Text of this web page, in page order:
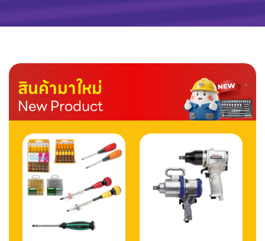
สินค้ามาใหม่
New Product